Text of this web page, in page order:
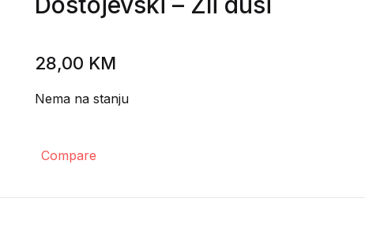
28,00 KM
Nema na stanju
Compare